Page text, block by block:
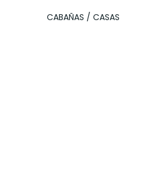
CABAÑAS / CASAS